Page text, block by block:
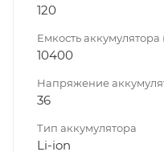
120
Емкость аккумулятора
10400
Напряжение
36
Тип аккумулятора
Li-ion